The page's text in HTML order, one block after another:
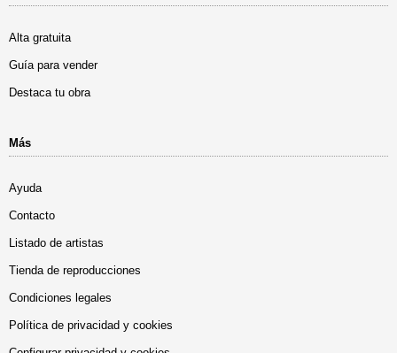
Alta gratuita
Guía para vender
Destaca tu obra
Más
Ayuda
Contacto
Listado de artistas
Tienda de reproducciones
Condiciones legales
Política de privacidad y cookies